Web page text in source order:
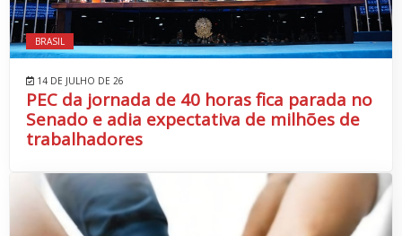
BRASIL
14 DE JULHO DE 26
PEC da jornada de 40 horas fica parada no
Senado e adia expectativa de milhões de
trabalhadores